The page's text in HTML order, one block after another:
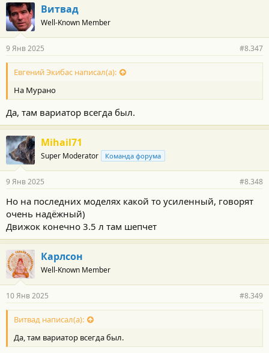
Витвад
Well-Known Member
9 Янв 2025 #8.347
Евгений Экибас написал(а):
На Мурано
Да, там вариатор всегда был.
Mihail71
Super Moderator Команда форума
9 Янв 2025 #8.348
Но на последних моделях какой то усиленный, говорят
очень надёжный)
Движок конечно 3.5 л там шепчет
Карлсон
Well-Known Member
10 Янв 2025 #8.349
Витвад написал(а):
Да, там вариатор всегда был.